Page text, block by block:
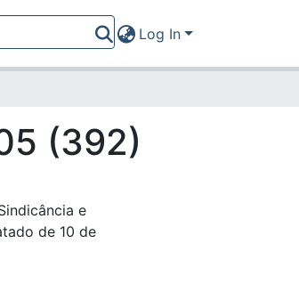
Log In
(392)
e
de 10 de